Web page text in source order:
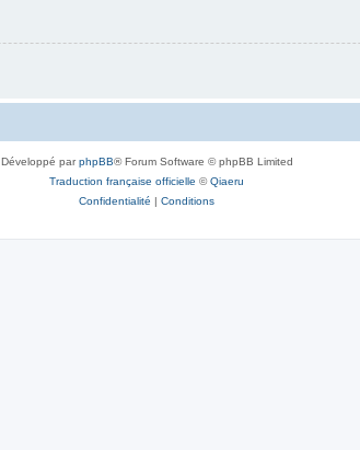
Développé parphpBB® Forum Software © phpBB Limited
Traduction française officielle ©Qiaeru
Confidentialité | Conditions